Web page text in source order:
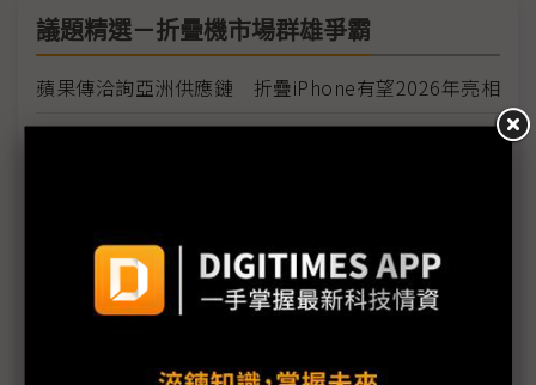
議題精選－折疊機市場群雄爭霸
蘋果傳洽詢亞洲供應鏈 折疊iPhone有望2026年亮相
三星取得旋轉式顯示器設計專利 與樂金Wing有何差